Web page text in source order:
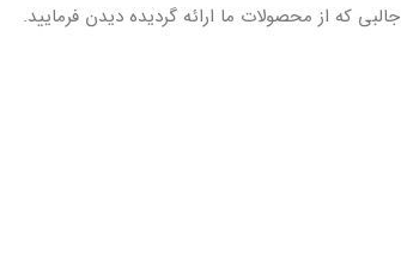
که از محصولات ما ارائه گردیده دیدن فرمایید.